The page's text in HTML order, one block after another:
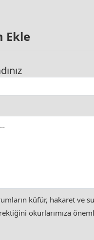
Ekle
küfür, hakaret ve
okurlarımıza